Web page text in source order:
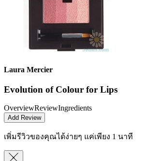
Laura Mercier
Evolution of Colour for Lips
OverviewReviewIngredients
Add Review
เพิ่มรีวิวของคุณได้ง่ายๆ แค่เพียง 1 นาที